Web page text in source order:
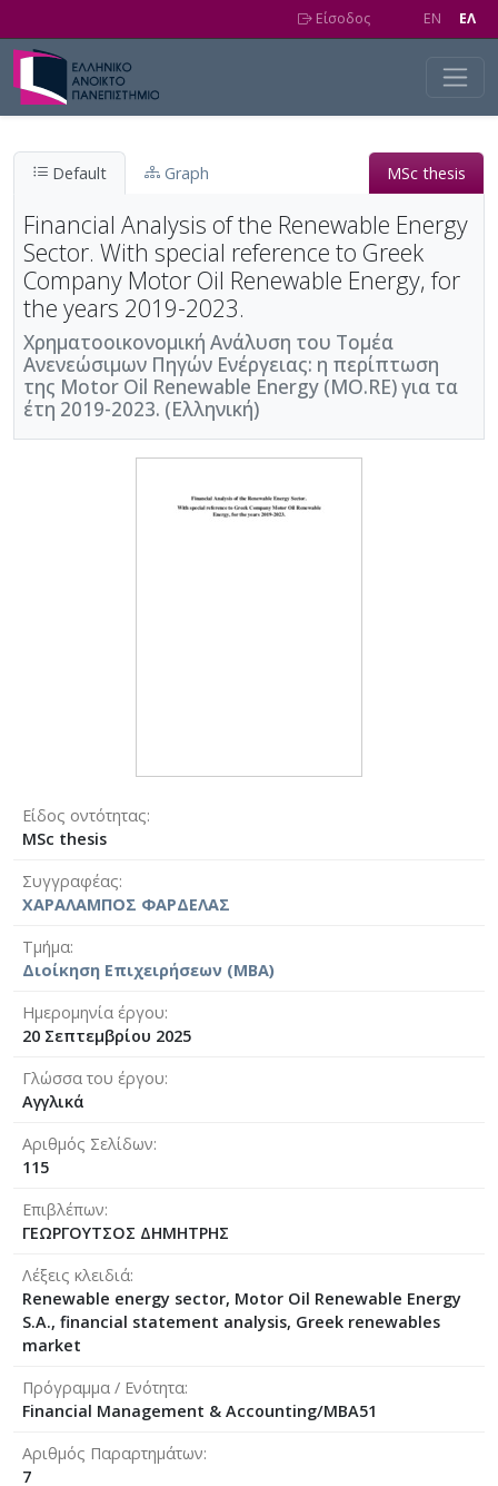
Είσοδος EN EΛ
Default Graph MSc thesis
Financial Analysis of the Renewable Energy
Sector. With special reference to Greek
Company Motor Oil Renewable Energy, for
the years 2019-2023.
Χρηματοοικονομική Ανάλυση του Τομέα
Ανενεώσιμων Πηγών Ενέργειας: η περίπτωση
της Motor Oil Renewable Energy (MO.RE) για τα
έτη 2019-2023. (Ελληνική)
Είδος οντότητας
MSc thesis
Συγγραφέας
ΧΑΡΑΛΑΜΠΟΣ ΦΑΡΔΕΛΑΣ
Τμήμα
Διοίκηση Επιχειρήσεων (MBA)
Ημερομηνία έργου
20 Σεπτεμβρίου 2025
Γλώσσα του έργου
Αγγλικά
Αριθμός Σελίδων
115
Επιβλέπων
ΓΕΩΡΓΟΥΤΣΟΣ ΔΗΜΗΤΡΗΣ
Λέξεις κλειδιά
Renewable energy sector, Motor Oil Renewable Energy
S.A., financial statement analysis, Greek renewables
market
Πρόγραμμα / Ενότητα
Financial Management & Accounting/MBA51
Αριθμός Παραρτημάτων
7